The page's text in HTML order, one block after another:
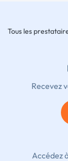
Tous les
Recevez
Accédez